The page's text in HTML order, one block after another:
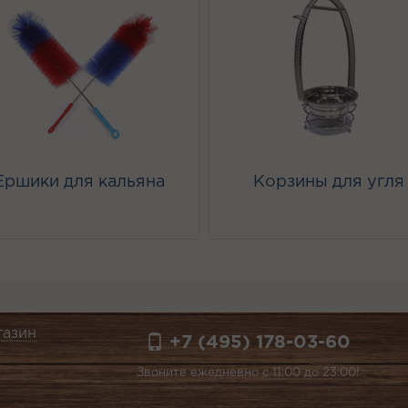
для кальяна Корзины для угля
+7 (495) 178-03-60
Звоните ежедневно с 11:00 до 23:00!